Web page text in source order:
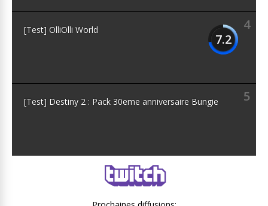
4
7.2
[Test] OlliOlli World
5
[Test] Destiny 2 : Pack 30eme anniversaire Bungie